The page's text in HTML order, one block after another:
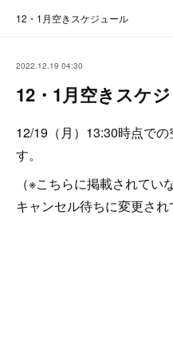
12・1月空きスケジュール
2022.12.19 04:30
12・1月空きスケ
12/19（月）13:30時点で
す。
（※こちらに掲載されてい
キャンセル待ちに変更され